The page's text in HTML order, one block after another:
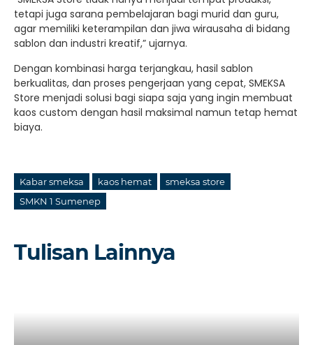
tetapi juga sarana pembelajaran bagi murid dan guru,
agar memiliki keterampilan dan jiwa wirausaha di bidang
sablon dan industri kreatif,” ujarnya.
Dengan kombinasi harga terjangkau, hasil sablon
berkualitas, dan proses pengerjaan yang cepat, SMEKSA
Store menjadi solusi bagi siapa saja yang ingin membuat
kaos custom dengan hasil maksimal namun tetap hemat
biaya.
Kabar smeksa kaos hemat
smeksa store
SMKN 1 Sumenep
Tulisan Lainnya